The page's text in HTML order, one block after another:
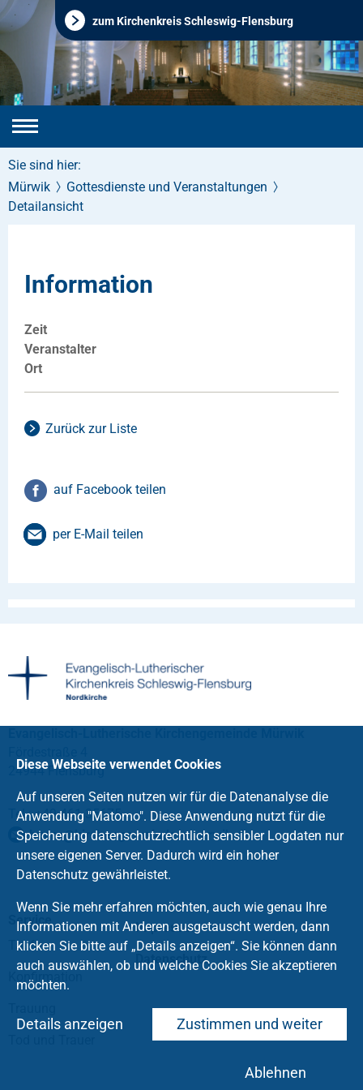
zum Kirchenkreis Schleswig-Flensburg
Sie sind hier:
Mürwik
Gottesdienste und Veranstaltungen
Detailansicht
Information
Zeit
Veranstalter
Ort
Zurück zur Liste
auf Facebook teilen
per E-Mail teilen
24944 Flensburg
Tel.: +49 461 35675
buero@kirchengemeinde-muerwik.de
Service
Taufe
Konfirmation
Impressum
Datenschutz
Diese Webseite verwendet Cookies
Auf unseren Seiten nutzen wir für die Datenanalyse die
Anwendung "Matomo". Diese Anwendung nutzt für die
Speicherung datenschutzrechtlich sensibler Logdaten nur
unsere eigenen Server. Dadurch wird ein hoher
Datenschutz gewährleistet.
Wenn Sie mehr erfahren möchten, auch wie genau Ihre
Informationen mit Anderen ausgetauscht werden, dann
klicken Sie bitte auf „Details anzeigen“. Sie können dann
auch auswählen, ob und welche Cookies Sie akzeptieren
möchten.
Zustimmen und weiter
Details anzeigen
Ablehnen